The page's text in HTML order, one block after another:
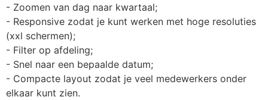
- Zoomen van dag naar kwartaal;
- Responsive zodat je kunt werken met hoge resoluties
(xxl schermen);
- Filter op afdeling;
- Snel naar een bepaalde datum;
- Compacte layout zodat je veel medewerkers onder
elkaar kunt zien.